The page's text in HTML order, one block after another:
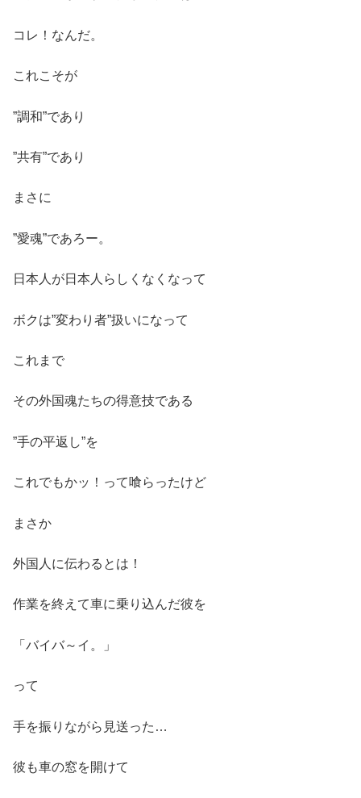
コレ！なんだ。
これこそが
”調和”であり
”共有”であり
まさに
”愛魂”であろー。
日本人が日本人らしくなくなって
ボクは”変わり者”扱いになって
これまで
その外国魂たちの得意技である
”手の平返し”を
これでもかッ！って喰らったけど
まさか
外国人に伝わるとは！
作業を終えて車に乗り込んだ彼を
「バイバ～イ。」
って
手を振りながら見送った…
彼も車の窓を開けて